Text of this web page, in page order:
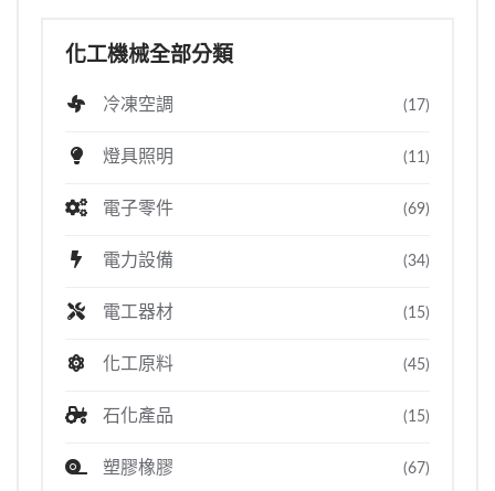
化工機械全部分類
冷凍空調 (17)
燈具照明 (11)
電子零件 (69)
電力設備 (34)
電工器材 (15)
化工原料 (45)
石化產品 (15)
塑膠橡膠 (67)